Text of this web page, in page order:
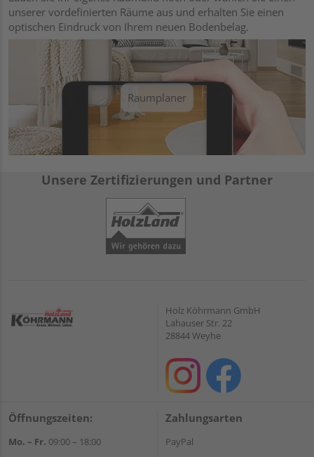
unserer vordefinierten Räume aus und erhalten Sie einen
optischen Eindruck von Ihrem neuen Bodenbelag.
Raumplaner
Unsere Zertifizierungen und Partner
Holz Köhrmann GmbH
Lahauser Str. 22
28844 Weyhe
Öffnungszeiten:
Mo. – Fr. 09:00 – 18:00
Zahlungsarten
PayPal